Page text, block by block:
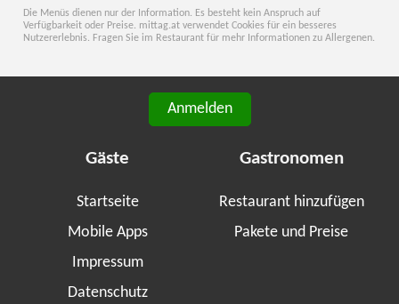
Die Menüs dienen nur der Information. Es besteht kein Anspruch auf
Verfügbarkeit oder Preise. mittag.at verwendet Cookies für ein besseres
Nutzererlebnis. Fragen Sie im Restaurant für mehr Informationen zu Allergenen.
Anmelden
Gäste
Startseite
Mobile Apps
Impressum
Datenschutz
Gastronomen
Restaurant hinzufügen
Pakete und Preise